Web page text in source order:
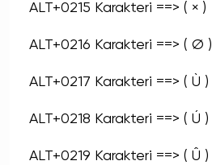
ALT+0215 Karakteri ==> ( × )
ALT+0216 Karakteri ==> ( Ø )
ALT+0217 Karakteri ==> ( Ù )
ALT+0218 Karakteri ==> ( Ú )
ALT+0219 Karakteri ==> ( Û )